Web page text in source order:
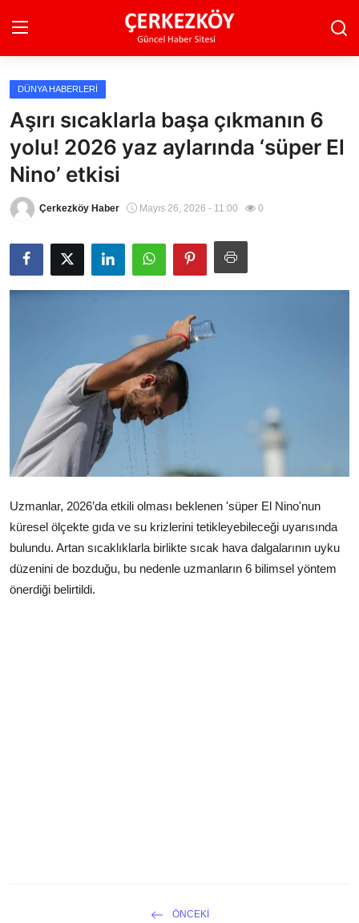
Ana Sayfa
Son Dakika
Ekonomi Haberleri
Magazin Haberleri
Spor Haberleri
Çerkezköy
DÜNYA HABERLERI
Aşırı sıcaklarla başa çıkmanın 6
yolu! 2026 yaz aylarında ‘süper El
Nino’ etkisi
Çerkezköy Haber Mayıs 26, 2026 - 11:00 0
Uzmanlar, 2026’da etkili olması beklenen 'süper El Nino'nun
küresel ölçekte gıda ve su krizlerini tetikleyebileceği uyarısında
bulundu. Artan sıcaklıklarla birlikte sıcak hava dalgalarının uyku
düzenini de bozduğu, bu nedenle uzmanların 6 bilimsel yöntem
önerdiği belirtildi.
ÖNCEKI